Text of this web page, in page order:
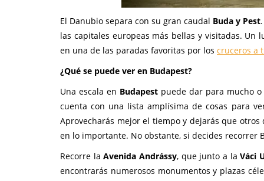
El Danubio separa con su gran caudal Buda y Pest
las capitales europeas más bellas y visitadas.
en una de las paradas favoritas por los cruceros a
¿Qué se puede ver en Budapest?
Una escala en Budapestpuede dar para mucho o
cuenta con una lista amplísima de cosas para
Aprovecharás mejor el tiempo y dejarás que
en lo importante. No obstante, si decides recorrer
Recorre laAvenida Andrássy, que junto a laVáci
encontrarás numerosos monumentos y plazas